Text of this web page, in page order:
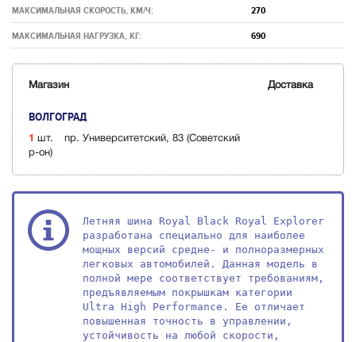
МАКСИМАЛЬНАЯ СКОРОСТЬ, КМ/Ч: 270
МАКСИМАЛЬНАЯ НАГРУЗКА, КГ: 690
Магазин Доставка
ВОЛГОГРАД
1 шт.
пр. Университетский, 83 (Советский
р-он)
Летняя шина Royal Black Royal Explorer
разработана специально для наиболее
мощных версий средне- и полноразмерных
легковых автомобилей. Данная модель в
полной мере соответствует требованиям,
предъявляемым покрышкам категории
Ultra High Performance. Ее отличает
повышенная точность в управлении,
устойчивость на любой скорости,